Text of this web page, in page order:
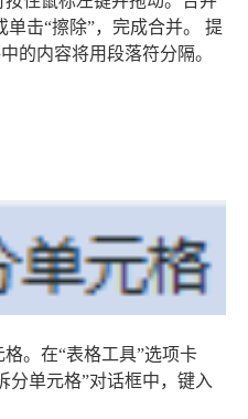
单击“擦除”，完成合并。 提
的内容将用段落符分隔。
。在“表格工具”选项卡
分单元格”对话框中，键入